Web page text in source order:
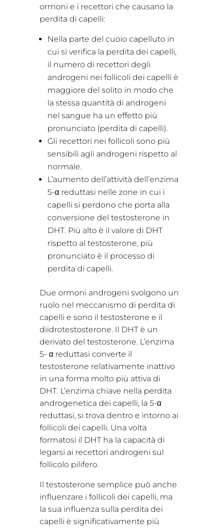
ormoni e i recettori che causano la
perdita di capelli:
Nella parte del cuoio capelluto in
cui si verifica la perdita dei capelli,
il numero di recettori degli
androgeni nei follicoli dei capelli è
maggiore del solito in modo che
la stessa quantità di androgeni
nel sangue ha un effetto più
pronunciato (perdita di capelli).
Gli recettori nei follicoli sono più
sensibili agli androgeni rispetto al
normale.
L’aumento dell’attività dell’enzima
5-α reduttasi nelle zone in cui i
capelli si perdono che porta alla
conversione del testosterone in
DHT. Più alto è il valore di DHT
rispetto al testosterone, più
pronunciato è il processo di
perdita di capelli.
Due ormoni androgeni svolgono un
ruolo nel meccanismo di perdita di
capelli e sono il testosterone e il
diidrotestosterone. Il DHT è un
derivato del testosterone. L’enzima
5- α reduttasi converte il
testosterone relativamente inattivo
in una forma molto più attiva di
DHT. L’enzima chiave nella perdita
androgenetica dei capelli, la 5-α
reduttasi, si trova dentro e intorno ai
follicoli dei capelli. Una volta
formatosi il DHT ha la capacità di
legarsi ai recettori androgeni sul
follicolo pilifero.
Il testosterone semplice può anche
influenzare i follicoli dei capelli, ma
la sua influenza sulla perdita dei
capelli è significativamente più